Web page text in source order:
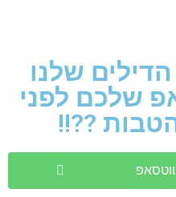
שלנו
שלכם לפני
??!!